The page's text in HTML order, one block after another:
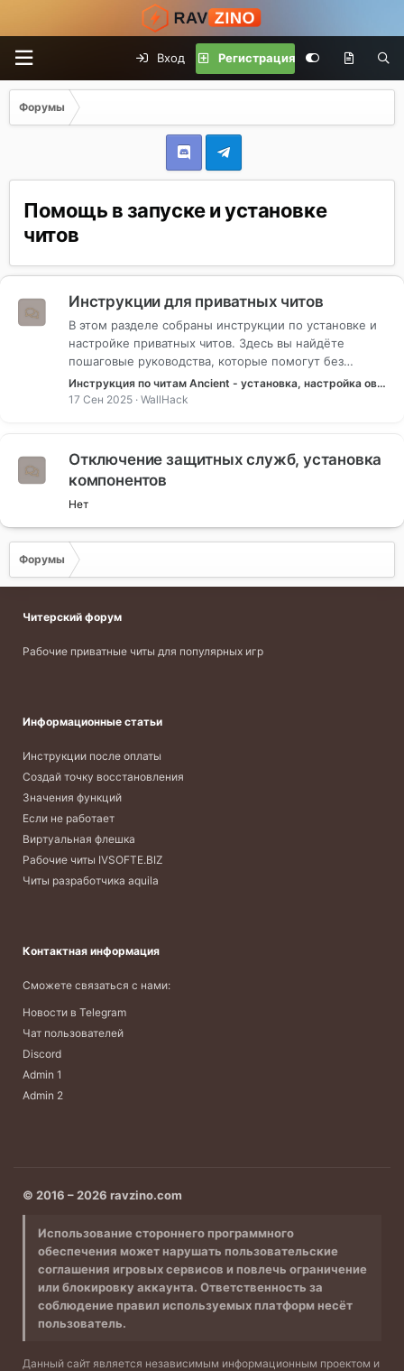
Вход Регистрация
Форумы
Помощь в запуске и установке
читов
Инструкции для приватных читов
В этом разделе собраны инструкции по установке и
настройке приватных читов. Здесь вы найдёте
пошаговые руководства, которые помогут без
ошибок запустить софт, правильно активировать
ключи и избежать распространённых проблем. Все
Инструкция по читам Ancient - установка, настройка оверлеев и решение ошибок
17 Сен 2025 WallHack
Отключение защитных служб, установка
компонентов
Нет
Форумы
Читерский форум
Рабочие приватные читы для популярных игр
Информационные статьи
Инструкции после оплаты
Создай точку восстановления
Значения функций
Если не работает
Виртуальная флешка
Рабочие читы IVSOFTE.BIZ
Читы разработчика aquila
Контактная информация
Сможете связаться с нами:
Новости в Telegram
Чат пользователей
Discord
Admin 1
Admin 2
© 2016 – 2026 ravzino.com
Использование стороннего программного
обеспечения может нарушать пользовательские
соглашения игровых сервисов и повлечь ограничение
или блокировку аккаунта. Ответственность за
соблюдение правил используемых платформ несёт
пользователь.
Данный сайт является независимым информационным проектом и